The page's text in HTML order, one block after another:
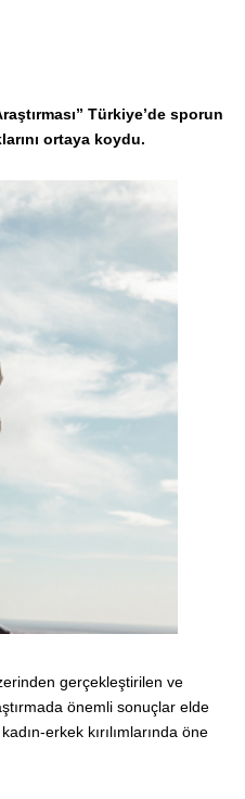
Türkiye’de sporun
ortaya koydu.
gerçekleştirilen ve
önemli sonuçlar elde
erkek kırılımlarında öne